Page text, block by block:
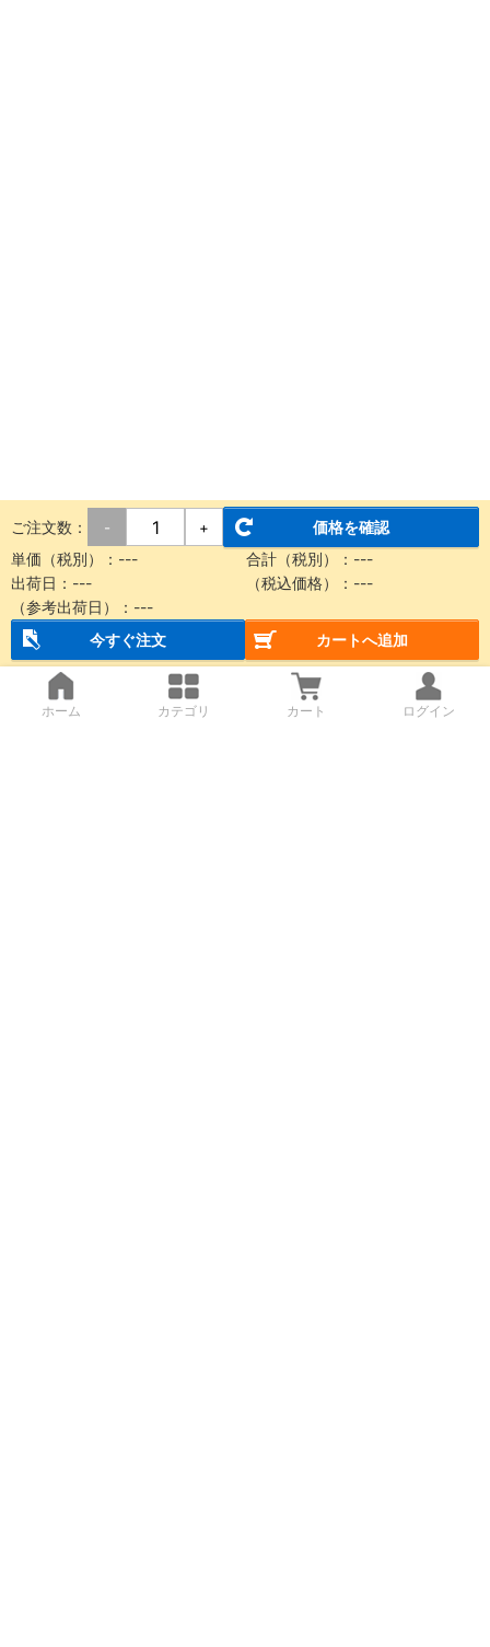
ご注文数： - +
価格を確認
単価（税別）： --- 合計（税別）： ---
出荷日： --- （税込価格）： ---
（参考出荷日）： ---
今すぐ注文
カートへ追加
ホーム カテゴリ カート ログイン